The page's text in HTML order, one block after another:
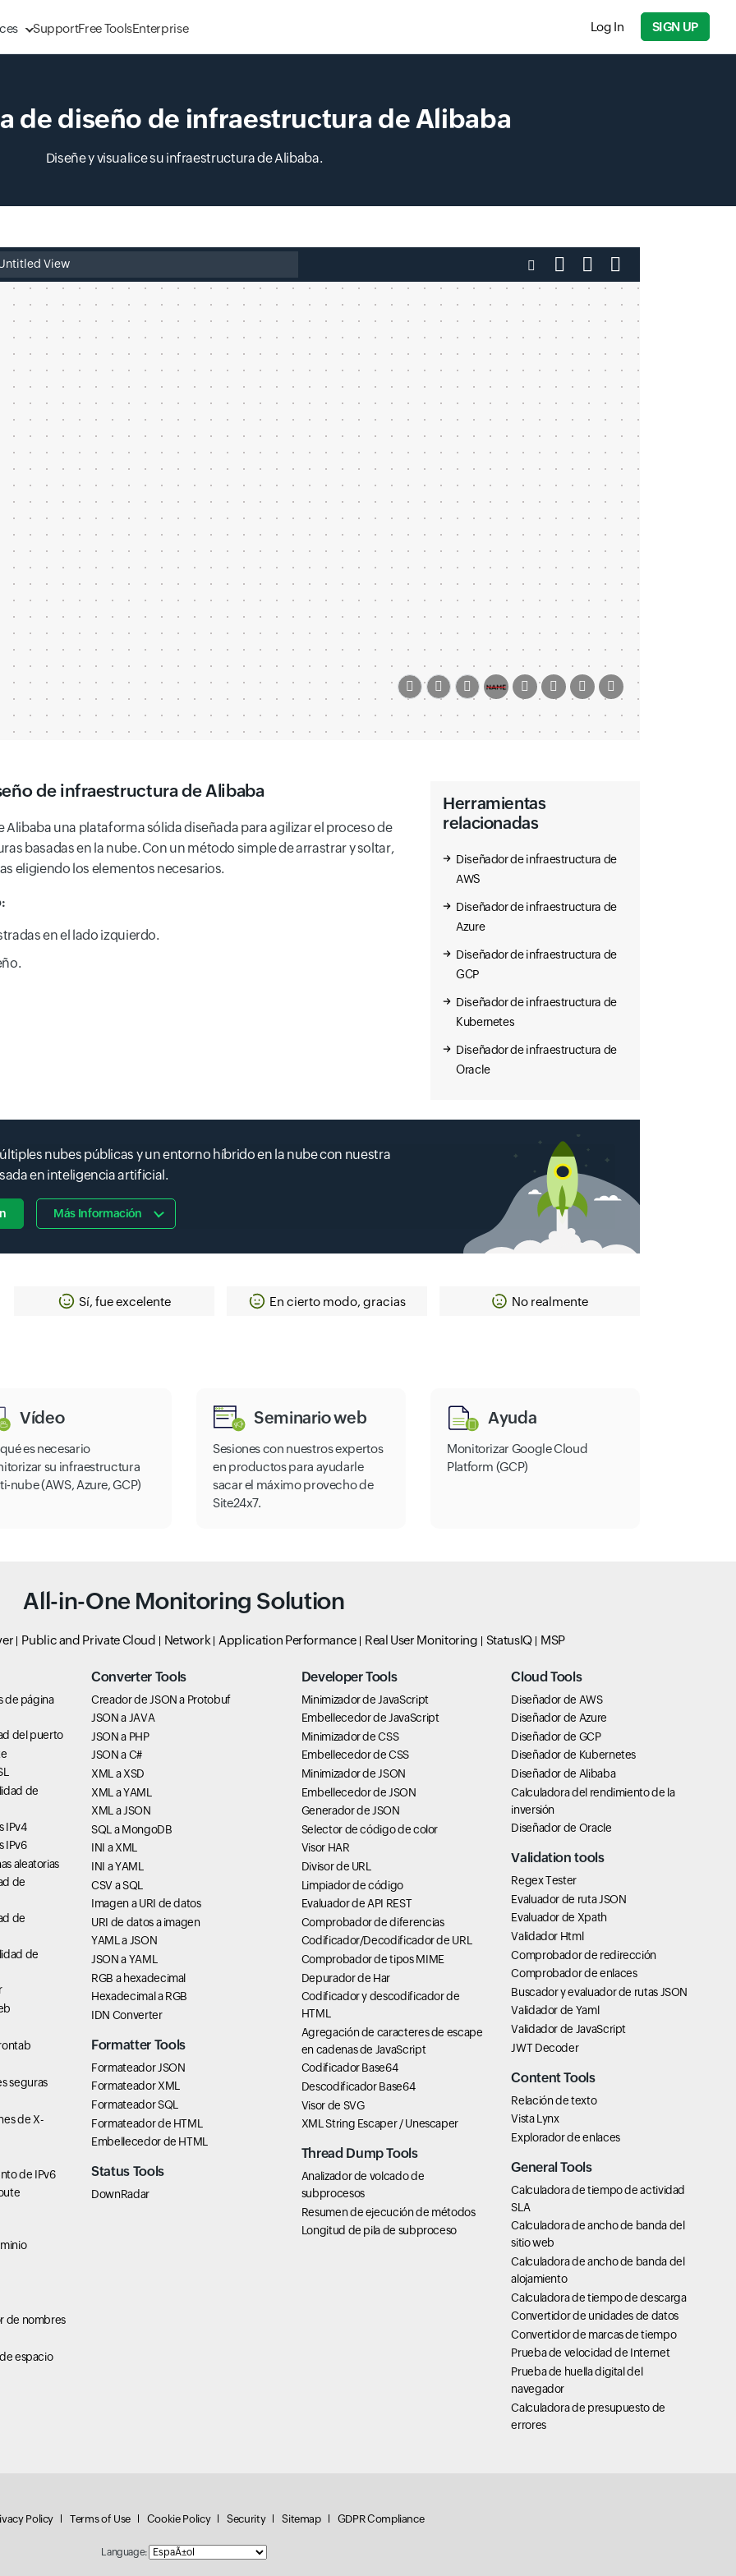
SupportFree ToolsEnterprise Log In SIGN UP
de diseño de infraestructura de Alibaba
Diseñe y visualice su infraestructura de Alibaba.
nombre de archivo
de infraestructura de Alibaba
una plataforma sólida diseñada para agilizar el proceso de
basadas en la nube. Con un método simple de arrastrar y soltar,
eligiendo los elementos necesarios.
en el lado izquierdo.
Herramientas
relacionadas
Diseñador de infraestructura de
AWS
Diseñador de infraestructura de
Azure
Diseñador de infraestructura de
GCP
Diseñador de infraestructura de
Kubernetes
Diseñador de infraestructura de
Oracle
nubes públicas y un entorno híbrido en la nube con nuestra
en inteligencia artificial.
Más Información
Sí, fue excelente En cierto modo, gracias No realmente
Vídeo
es necesario
su infraestructura
nube (AWS, Azure, GCP)
Seminario web
Sesiones con nuestros expertos
en productos para ayudarle
sacar el máximo provecho de
Site24x7.
Ayuda
Monitorizar Google Cloud
Platform (GCP)
All-in-One Monitoring Solution
Public and Private Cloud Network Application Performance Real User Monitoring StatusIQ MSP
de página
del puerto
de
IPv4
IPv6
aleatorias
de
de
de
seguras
de X-
de IPv6
de nombres
espacio
Converter Tools
Creador de JSON a Protobuf
JSON a JAVA
JSON a PHP
JSON a C#
XML a XSD
XML a YAML
XML a JSON
SQL a MongoDB
INI a XML
INI a YAML
CSV a SQL
Imagen a URI de datos
URI de datos a imagen
YAML a JSON
JSON a YAML
RGB a hexadecimal
Hexadecimal a RGB
IDN Converter
Formatter Tools
Formateador JSON
Formateador XML
Formateador SQL
Formateador de HTML
Embellecedor de HTML
Status Tools
DownRadar
Developer Tools
Minimizador de JavaScript
Embellecedor de JavaScript
Minimizador de CSS
Embellecedor de CSS
Minimizador de JSON
Embellecedor de JSON
Generador de JSON
Selector de código de color
Visor HAR
Divisor de URL
Limpiador de código
Evaluador de API REST
Comprobador de diferencias
Codificador/Decodificador de URL
Comprobador de tipos MIME
Depurador de Har
Codificador y descodificador de
HTML
Agregación de caracteres de escape
en cadenas de JavaScript
Codificador Base64
Descodificador Base64
Visor de SVG
XML String Escaper / Unescaper
Thread Dump Tools
Analizador de volcado de
subprocesos
Resumen de ejecución de métodos
Longitud de pila de subproceso
Cloud Tools
Diseñador de AWS
Diseñador de Azure
Diseñador de GCP
Diseñador de Kubernetes
Diseñador de Alibaba
Calculadora del rendimiento de la
inversión
Diseñador de Oracle
Validation tools
Regex Tester
Evaluador de ruta JSON
Evaluador de Xpath
Validador Html
Comprobador de redirección
Comprobador de enlaces
Buscador y evaluador de rutas JSON
Validador de Yaml
Validador de JavaScript
JWT Decoder
Content Tools
Relación de texto
Vista Lynx
Explorador de enlaces
General Tools
Calculadora de tiempo de actividad
SLA
Calculadora de ancho de banda del
sitio web
Calculadora de ancho de banda del
alojamiento
Calculadora de tiempo de descarga
Convertidor de unidades de datos
Convertidor de marcas de tiempo
Prueba de velocidad de Internet
Prueba de huella digital del
navegador
Calculadora de presupuesto de
errores
Policy Terms of Use Cookie Policy Security Sitemap GDPR Compliance
Language: